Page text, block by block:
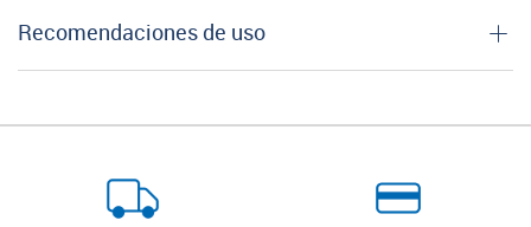
Recomendaciones de uso